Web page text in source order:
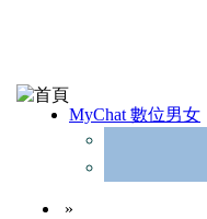
MyChat 數位男女
»